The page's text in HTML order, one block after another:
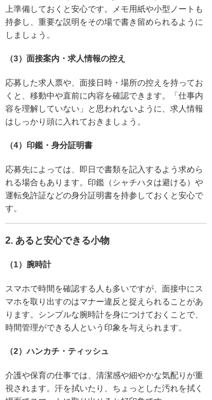
上準備しておくと安心です。メモ用紙や小型ノートも
持参し、重要な説明をその場で書き留められるように
しましょう。
（3）面接案内・求人情報の控え
応募した求人票や、面接日時・場所の控えを持ってお
くと、移動中や直前に内容を確認できます。「仕事内
容を理解していない」と思われないように、求人情報
はしっかり頭に入れておきましょう。
（4）印鑑・身分証明書
応募先によっては、即日で書類を記入するよう求めら
れる場合もあります。印鑑（シャチハタは避ける）や
運転免許証などの身分証明書を持参しておくと安心で
す。
2. あると安心できる小物
（1）腕時計
スマホで時間を確認する人も多いですが、面接中にス
マホを取り出すのはマナー違反と捉えられることがあ
ります。シンプルな腕時計を身につけておくことで、
時間管理ができる人という印象を与えられます。
（2）ハンカチ・ティッシュ
介護や保育の仕事では、清潔感や細やかな気配りが重
視されます。汗を拭いたり、ちょっとした汚れを拭く